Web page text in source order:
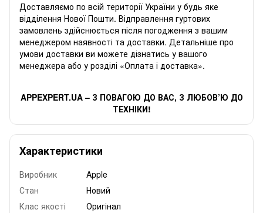
Доставляємо по всій території України у будь яке
відділення Нової Пошти. Відправлення гуртових
замовлень здійснюється після погодження з вашим
менеджером наявності та доставки. Детальніше про
умови доставки ви можете дізнатись у вашого
менеджера або у розділі «Оплата і доставка».
APPEXPERT.UA – З ПОВАГОЮ ДО ВАС, З ЛЮБОВ’Ю ДО
ТЕХНІКИ!
Характеристики
Виробник
Apple
Стан
Новий
Клас якості
Оригінал